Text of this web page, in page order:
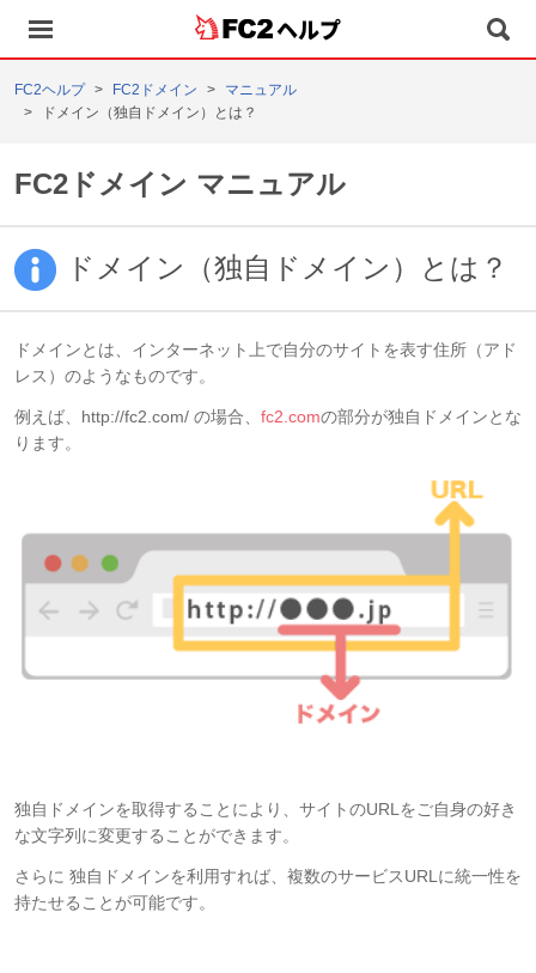
ヘルプ
FC2ヘルプ FC2ドメイン
マニュアル
ドメイン（独自ドメイン）とは？
FC2ドメイン マニュアル
ドメイン（独自ドメイン）とは？
ドメインとは、インターネット上で自分のサイトを表す住所（アド
レス）のようなものです。
例えば、http://fc2.com/ の場合、 fc2.comの部分が独自ドメインとな
ります。
独自ドメインを取得することにより、サイトのURLをご自身の好き
な文字列に変更することができます。
さらに 独自ドメインを利用すれば、複数のサービスURLに統一性を
持たせることが可能です。